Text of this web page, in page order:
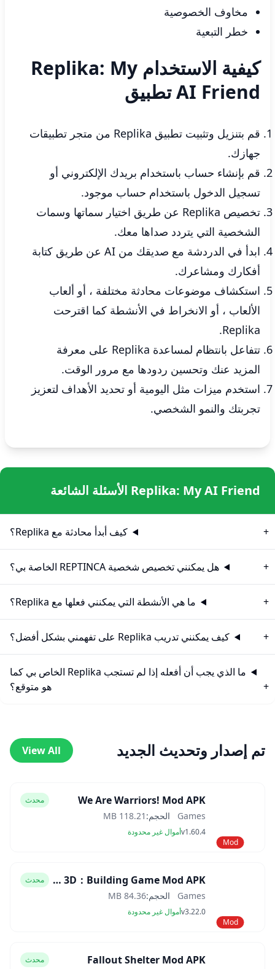
مخاوف الخصوصية
خطر التبعية
كيفية الاستخدام Replika: My
AI Friend تطبيق
قم بتنزيل وتثبيت تطبيق Replika من متجر تطبيقات
جهازك.
قم بإنشاء حساب باستخدام بريدك الإلكتروني أو
تسجيل الدخول باستخدام حساب موجود.
تخصيص Replika عن طريق اختيار سماتها وسمات
الشخصية التي يتردد صداها معك.
ابدأ في الدردشة مع صديقك من AI عن طريق كتابة
أفكارك ومشاعرك.
استكشاف موضوعات محادثة مختلفة ، أو ألعاب
الألعاب ، أو الانخراط في الأنشطة كما اقترحت
Replika.
تتفاعل بانتظام لمساعدة Replika على معرفة
المزيد عنك وتحسين ردودها مع مرور الوقت.
استخدم ميزات مثل اليومية أو تحديد الأهداف لتعزيز
تجربتك والنمو الشخصي.
Replika: My AI Friend الأسئلة الشائعة
كيف أبدأ محادثة مع Replika؟
هل يمكنني تخصيص شخصية REPTINCA الخاصة بي؟
ما هي الأنشطة التي يمكنني فعلها مع Replika؟
كيف يمكنني تدريب Replika على تفهمني بشكل أفضل؟
ما الذي يجب أن أفعله إذا لم تستجب Replika الخاص بي كما
هو متوقع؟
تم إصدار وتحديث الجديد View All
Mod
We Are Warriors! Mod APK محدث
Games الحجم: 118.21 MB
v1.60.4أموال غير محدودة
Mod
Block Craft 3D：Building Game Mod APK محدث
Games الحجم:84.36 MB
v3.22.0أموال غير محدودة
Fallout Shelter Mod APK محدث